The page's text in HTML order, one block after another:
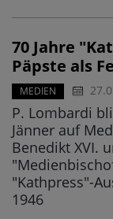
70 Jahre
Päpste als
MEDIEN
P. Lombardi
Jänner auf
Benedikt XVI.
"Kathpress"-
1946